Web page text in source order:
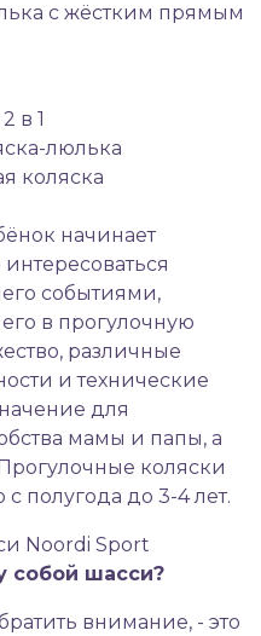
с жёстким прямым
в 1
люлька
коляска
начинает
событиями,
в прогулочную
различные
и технические
для
мамы и папы, а
коляски
полугода до 3-4 лет.
Noordi Sport
собой шасси?
внимание, - это